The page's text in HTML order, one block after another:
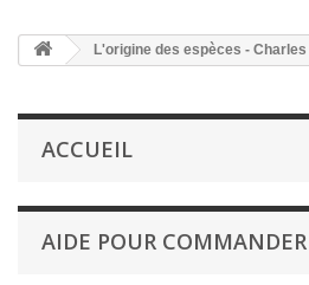
L'origine des espèces -
ACCUEIL
AIDE POUR